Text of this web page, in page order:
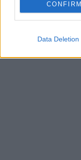
CONFIRM
Data Deletion